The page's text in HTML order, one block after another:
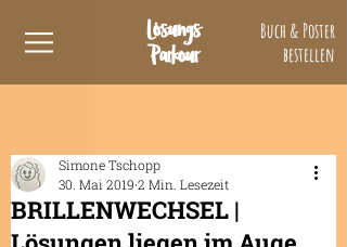
Lösungs
Parkour
Buch & Poster
bestellen
BRILLENWECHSEL |
Simone Tschopp
30. Mai 2019 2 Min. Lesezeit